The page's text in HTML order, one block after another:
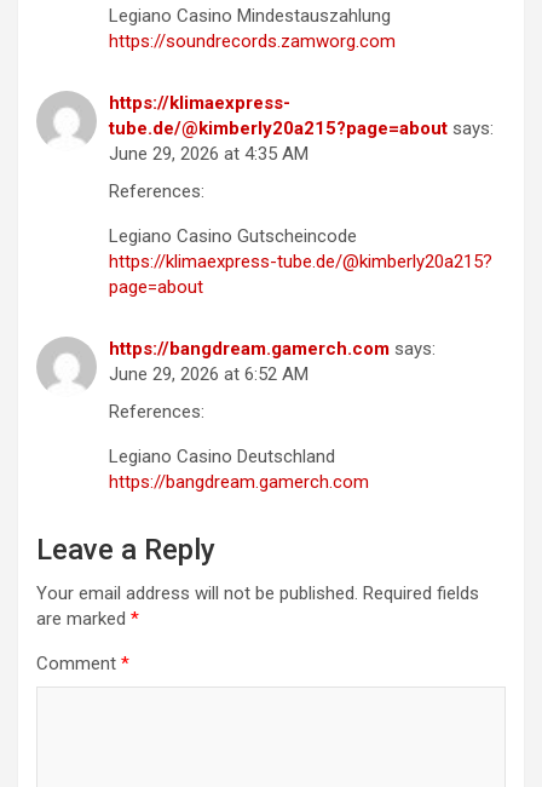
Legiano Casino Mindestauszahlung
https://soundrecords.zamworg.com
https://klimaexpress-
tube.de/@kimberly20a215?page=about says:
June 29, 2026 at 4:35 AM
References:
Legiano Casino Gutscheincode
https://klimaexpress-tube.de/@kimberly20a215?
page=about
https://bangdream.gamerch.com says:
June 29, 2026 at 6:52 AM
References:
Legiano Casino Deutschland
https://bangdream.gamerch.com
Leave a Reply
Your email address will not be published. Required fields
are marked *
Comment *